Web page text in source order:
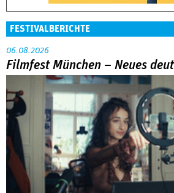
FESTIVALBERICHTE
06.08.2026
Filmfest München – Neues